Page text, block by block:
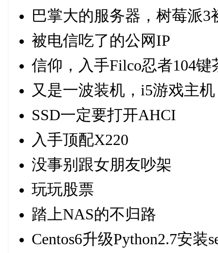
巴掌大的服务器，树莓派3
被电信吃了的公网IP
信仰，入手Filco忍者104键
又是一波装机，i5游戏主机
SSD一定要打开AHCI
入手顶配X220
没事别跟女朋友吵架
玩玩股票
踏上NAS的不归路
Centos6升级Python2.7安装